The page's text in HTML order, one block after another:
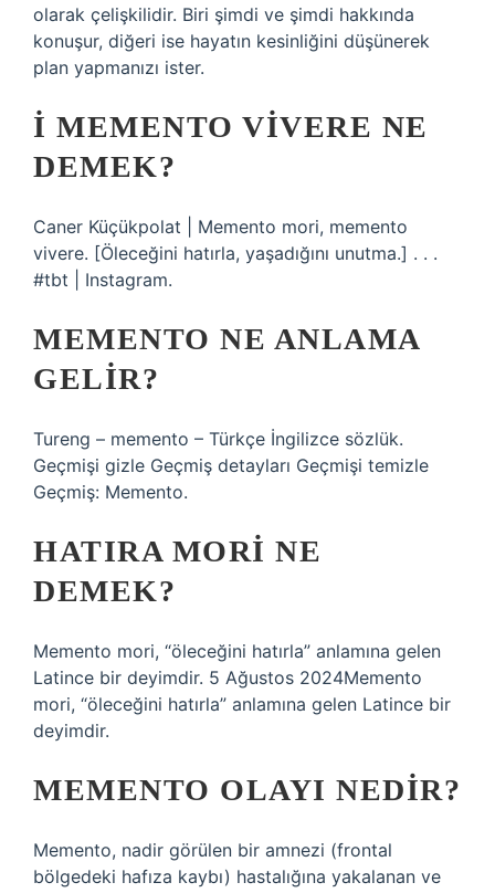
olarak çelişkilidir. Biri şimdi ve şimdi hakkında
konuşur, diğeri ise hayatın kesinliğini düşünerek
plan yapmanızı ister.
İ MEMENTO VIVERE NE
DEMEK?
Caner Küçükpolat | Memento mori, memento
vivere. [Öleceğini hatırla, yaşadığını unutma.] . . .
#tbt | Instagram.
MEMENTO NE ANLAMA
GELIR?
Tureng – memento – Türkçe İngilizce sözlük.
Geçmişi gizle Geçmiş detayları Geçmişi temizle
Geçmiş: Memento.
HATIRA MORI NE
DEMEK?
Memento mori, “öleceğini hatırla” anlamına gelen
Latince bir deyimdir. 5 Ağustos 2024Memento
mori, “öleceğini hatırla” anlamına gelen Latince bir
deyimdir.
MEMENTO OLAYI NEDIR?
Memento, nadir görülen bir amnezi (frontal
bölgedeki hafıza kaybı) hastalığına yakalanan ve